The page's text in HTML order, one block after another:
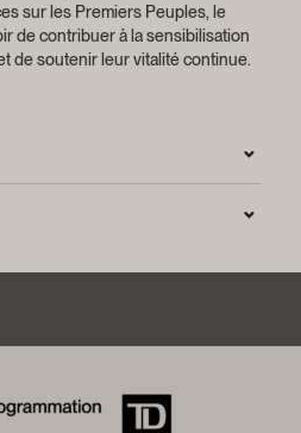
sur les Premiers Peuples, le
de contribuer à la sensibilisation
de soutenir leur vitalité continue.
droits d’auteur (FAQ)